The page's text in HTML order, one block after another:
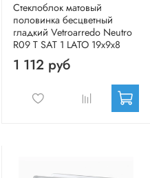
Стеклоблок матовый
половинка бесцветный
гладкий Vetroarredo Neutro
R09 T SAT 1 LATO 19x9x8
1 112 руб